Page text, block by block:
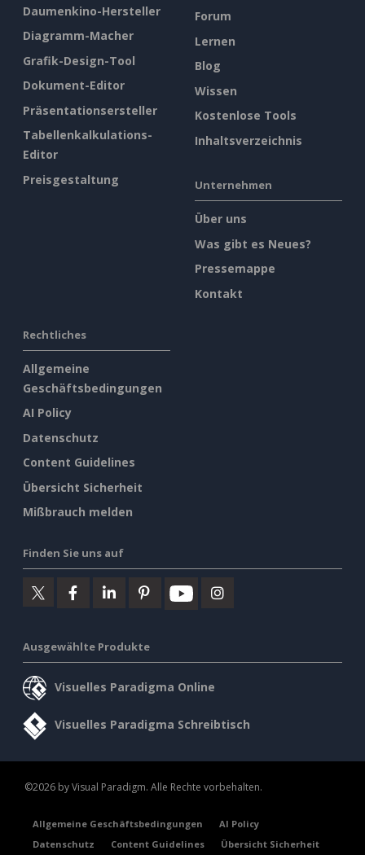
Daumenkino-Hersteller
Diagramm-Macher
Grafik-Design-Tool
Dokument-Editor
Präsentationsersteller
Tabellenkalkulations-
Editor
Preisgestaltung
Forum
Lernen
Blog
Wissen
Kostenlose Tools
Inhaltsverzeichnis
Unternehmen
Über uns
Was gibt es Neues?
Pressemappe
Kontakt
Rechtliches
Allgemeine
Geschäftsbedingungen
AI Policy
Datenschutz
Content Guidelines
Übersicht Sicherheit
Mißbrauch melden
Finden Sie uns auf
Ausgewählte Produkte
Visuelles Paradigma Online
Visuelles Paradigma Schreibtisch
©2026 by Visual Paradigm. Alle Rechte vorbehalten.
Allgemeine Geschäftsbedingungen
AI Policy
Datenschutz
Content Guidelines Übersicht Sicherheit